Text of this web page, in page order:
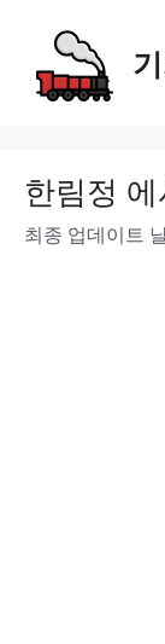
content
한림정
최종 업데이트